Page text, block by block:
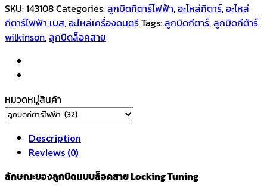
SKU:143108Categories:ลูกบิดกีตาร์ไฟฟ้า,อะไหล่กีตาร์,อะไหล่
กีตาร์ไฟฟ้า เบส,อะไหล่เครื่องดนตรีTags:ลูกบิดกีตาร์,ลูกบิดกีต้าร์
wilkinson,ลูกบิดล็อคสาย
หมวดหมู่สินค้า
Description
Reviews (0)
ลักษณะของลูกบิดแบบล็อคสาย Locking Tuning